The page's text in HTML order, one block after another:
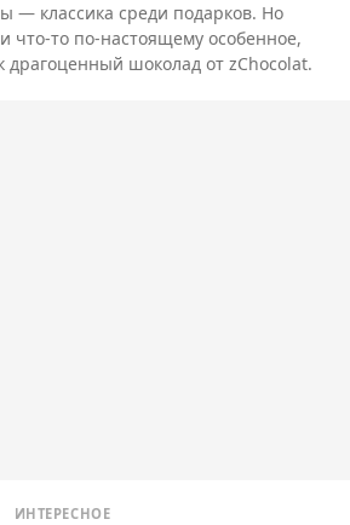
— классика среди подарков. Но
что-то по-настоящему особенное,
драгоценный шоколад от zChocolat.
ИНТЕРЕСНОЕ